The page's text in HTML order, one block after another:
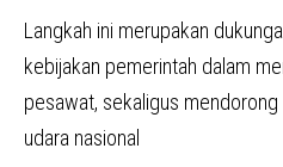
Langkah ini merupakan
kebijakan pemerintah dalam
pesawat, sekaligus
udara nasional